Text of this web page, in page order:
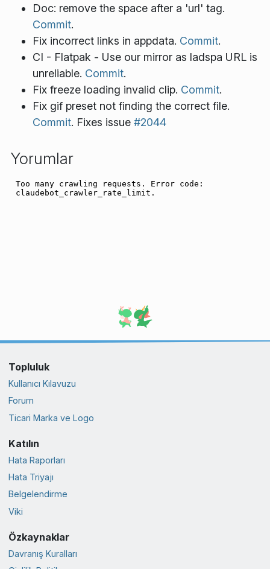
Doc: remove the space after a 'url' tag.
Commit.
Fix incorrect links in appdata. Commit.
CI - Flatpak - Use our mirror as ladspa URL is
unreliable. Commit.
Fix freeze loading invalid clip. Commit.
Fix gif preset not finding the correct file.
Commit. Fixes issue #2044
Yorumlar
Topluluk
Kullanıcı Kılavuzu
Forum
Ticari Marka ve Logo
Katılın
Hata Raporları
Hata Triyajı
Belgelendirme
Viki
Özkaynaklar
Davranış Kuralları